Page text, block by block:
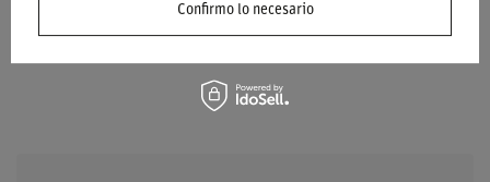
Confirmo lo necesario